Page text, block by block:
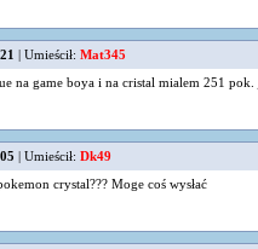
| Umieścił: Mat345
na game boya i na cristal mialem 251
| Umieścił: Dk49
crystal??? Moge coś wysłać